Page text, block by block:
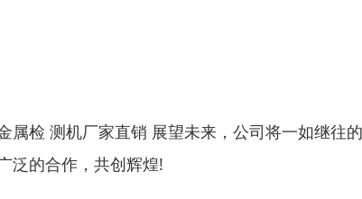
检 测机厂家直销 展望未来，公司将一如继往
泛的合作，共创辉煌!